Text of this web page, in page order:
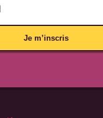
Je m’inscris